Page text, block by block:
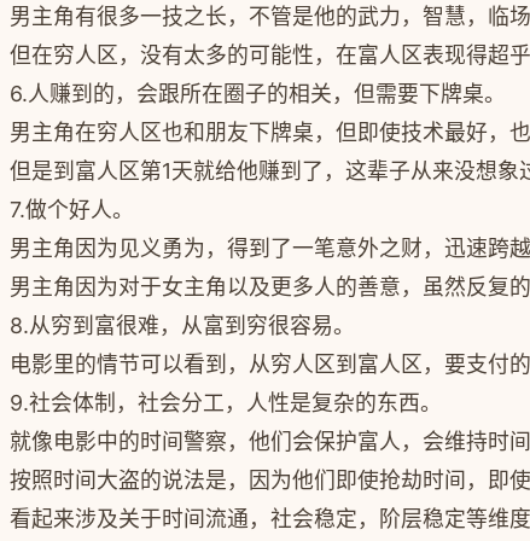
男主角有很多一技之长，不管是他的武力，智慧，临
但在穷人区，没有太多的可能性，在富人区表现得超乎
6.人赚到的，会跟所在圈子的相关，但需要下牌桌。
男主角在穷人区也和朋友下牌桌，但即使技术最好，也
但是到富人区第1天就给他赚到了，这辈子从来没想象
7.做个好人。
男主角因为见义勇为，得到了一笔意外之财，迅速跨
男主角因为对于女主角以及更多人的善意，虽然反复
8.从穷到富很难，从富到穷很容易。
电影里的情节可以看到，从穷人区到富人区，要支付
9.社会体制，社会分工，人性是复杂的东西。
就像电影中的时间警察，他们会保护富人，会维持时
按照时间大盗的说法是，因为他们即使抢劫时间，即
看起来涉及关于时间流通，社会稳定，阶层稳定等维度